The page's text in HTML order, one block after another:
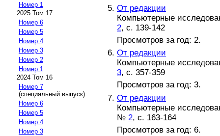
Номер 1
2025 Том 17
Номер 6
Номер 5
Номер 4
Номер 3
Номер 2
Номер 1
2024 Том 16
Номер 7
(специальный выпуск)
Номер 6
Номер 5
Номер 4
Номер 3
От редакции
Компьютерные
2, с. 139-142
Просмотров за год: 2.
От редакции
Компьютерные
3, с. 357-359
Просмотров за год: 3.
От редакции
Компьютерные
№ 2, с. 163-164
Просмотров за год: 6.